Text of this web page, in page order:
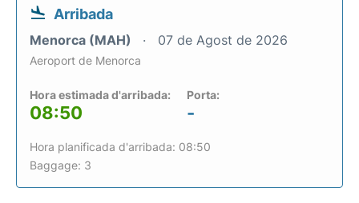
Arribada
Menorca (MAH) 07 de Agost de 2026
Aeroport de Menorca
Hora estimada d'arribada:
08:50
Porta:
-
Hora planificada d'arribada: 08:50
Baggage: 3